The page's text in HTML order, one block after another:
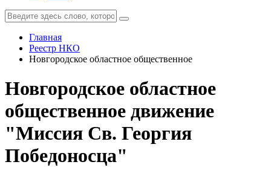
Главная
Реестр НКО
Новгородское областное общественное
Новгородское областное
общественное движение
"Миссия Св. Георгия
Победоносца"